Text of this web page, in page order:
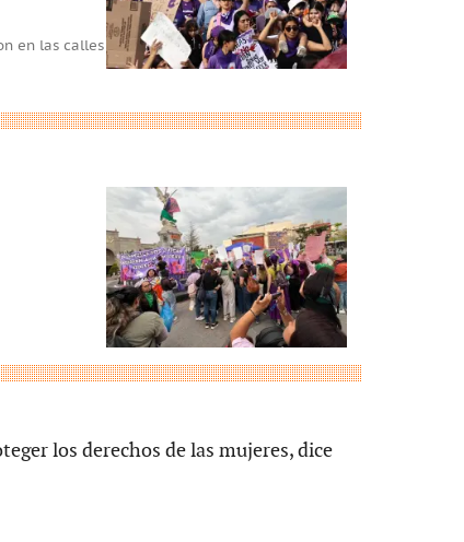
en las calles
los derechos de las mujeres, dice